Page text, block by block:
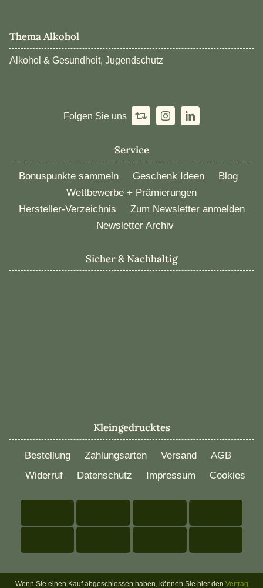
Thema Alkohol
Alkohol & Gesundheit, Jugendschutz
Folgen Sie uns
Service
Bonuspunkte sammeln Geschenk Ideen
Blog
Wettbewerbe + Prämierungen
Hersteller-Verzeichnis
Zum Newsletter anmelden
Newsletter Archiv
Sicher & Nachhaltig
Kleingedrucktes
Bestellung Zahlungsarten Versand
AGB
Widerruf
Datenschutz Impressum Cookies
Wenn Sie einen Kauf abgeschlossen haben, können Sie hier den Vertrag